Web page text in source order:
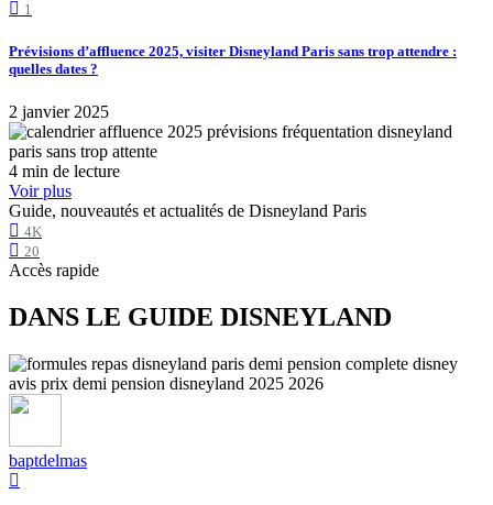
1
Prévisions d’affluence 2025, visiter Disneyland Paris sans trop attendre :
quelles dates ?
2 janvier 2025
4 min de lecture
Voir plus
Guide, nouveautés et actualités de Disneyland Paris
4K
20
Accès rapide
DANS LE GUIDE DISNEYLAND
baptdelmas